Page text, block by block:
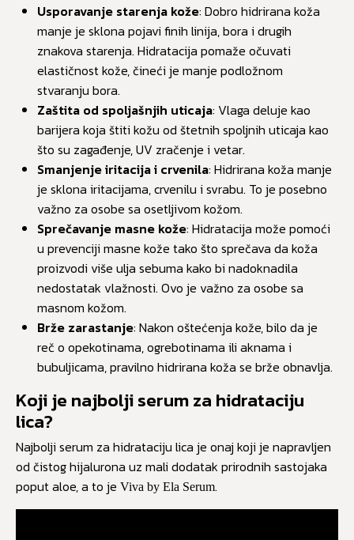
Usporavanje starenja kože: Dobro hidrirana koža
manje je sklona pojavi finih linija, bora i drugih
znakova starenja. Hidratacija pomaže očuvati
elastičnost kože, čineći je manje podložnom
stvaranju bora.
Zaštita od spoljašnjih uticaja: Vlaga deluje kao
barijera koja štiti kožu od štetnih spoljnih uticaja kao
što su zagađenje, UV zračenje i vetar.
Smanjenje iritacija i crvenila: Hidrirana koža manje
je sklona iritacijama, crvenilu i svrabu. To je posebno
važno za osobe sa osetljivom kožom.
Sprečavanje masne kože: Hidratacija može pomoći
u prevenciji masne kože tako što sprečava da koža
proizvodi više ulja sebuma kako bi nadoknadila
nedostatak vlažnosti. Ovo je važno za osobe sa
masnom kožom.
Brže zarastanje: Nakon oštećenja kože, bilo da je
reč o opekotinama, ogrebotinama ili aknama i
bubuljicama, pravilno hidrirana koža se brže obnavlja.
Koji je najbolji serum za hidrataciju
lica?
Najbolji serum za hidrataciju lica je onaj koji je napravljen
od čistog hijalurona uz mali dodatak prirodnih sastojaka
poput aloe, a to je Viva by Ela Serum.